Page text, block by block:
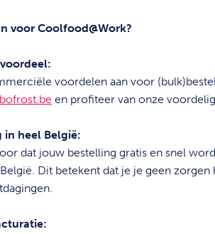
voor Coolfood@Work?
voordelen aan voor
en profiteer van onze
in heel België:
dat jouw bestelling gratis en snel
Dit betekent dat je je geen